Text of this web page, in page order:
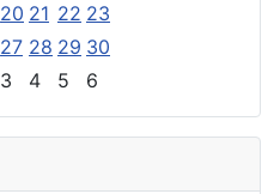
20 21 22 23
27 28 29 30
3 4 5 6